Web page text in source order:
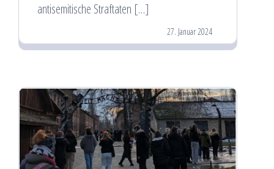
antisemitische Straftaten […]
27. Januar 2024